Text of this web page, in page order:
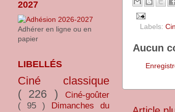
Labels:
Aucun
2027
Adhérer en ligne ou en
papier
LIBELLÉS
Ciné classique
( 226 )
Ciné-goûter
( 95 ) Dimanches du